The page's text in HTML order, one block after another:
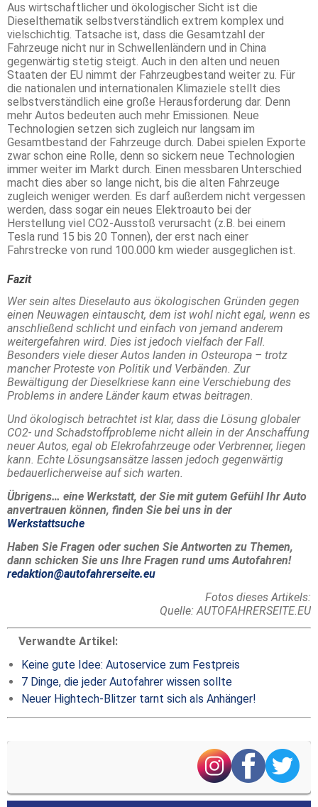
Aus wirtschaftlicher und ökologischer Sicht ist die
Dieselthematik selbstverständlich extrem komplex und
vielschichtig. Tatsache ist, dass die Gesamtzahl der
Fahrzeuge nicht nur in Schwellenländern und in China
gegenwärtig stetig steigt. Auch in den alten und neuen
Staaten der EU nimmt der Fahrzeugbestand weiter zu. Für
die nationalen und internationalen Klimaziele stellt dies
selbstverständlich eine große Herausforderung dar. Denn
mehr Autos bedeuten auch mehr Emissionen. Neue
Technologien setzen sich zugleich nur langsam im
Gesamtbestand der Fahrzeuge durch. Dabei spielen Exporte
zwar schon eine Rolle, denn so sickern neue Technologien
immer weiter im Markt durch. Einen messbaren Unterschied
macht dies aber so lange nicht, bis die alten Fahrzeuge
zugleich weniger werden. Es darf außerdem nicht vergessen
werden, dass sogar ein neues Elektroauto bei der
Herstellung viel CO2-Ausstoß verursacht (z.B. bei einem
Tesla rund 15 bis 20 Tonnen), der erst nach einer
Fahrstrecke von rund 100.000 km wieder ausgeglichen ist.
Fazit
Wer sein altes Dieselauto aus ökologischen Gründen gegen
einen Neuwagen eintauscht, dem ist wohl nicht egal, wenn es
anschließend schlicht und einfach von jemand anderem
weitergefahren wird. Dies ist jedoch vielfach der Fall.
Besonders viele dieser Autos landen in Osteuropa – trotz
mancher Proteste von Politik und Verbänden. Zur
Bewältigung der Dieselkriese kann eine Verschiebung des
Problems in andere Länder kaum etwas beitragen.
Und ökologisch betrachtet ist klar, dass die Lösung globaler
CO2- und Schadstoffprobleme nicht allein in der Anschaffung
neuer Autos, egal ob Elekrofahrzeuge oder Verbrenner, liegen
kann. Echte Lösungsansätze lassen jedoch gegenwärtig
bedauerlicherweise auf sich warten.
Übrigens… eine Werkstatt, der Sie mit gutem Gefühl Ihr Auto
anvertrauen können, finden Sie bei uns in der
Werkstattsuche
Haben Sie Fragen oder suchen Sie Antworten zu Themen,
dann schicken Sie uns Ihre Fragen rund ums Autofahren!
redaktion@autofahrerseite.eu
Fotos dieses Artikels:
Quelle: AUTOFAHRERSEITE.EU
Verwandte Artikel:
Keine gute Idee: Autoservice zum Festpreis
7 Dinge, die jeder Autofahrer wissen sollte
Neuer Hightech-Blitzer tarnt sich als Anhänger!